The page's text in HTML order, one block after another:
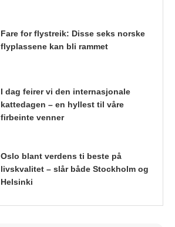
Fare for flystreik: Disse seks norske
flyplassene kan bli rammet
I dag feirer vi den internasjonale
kattedagen – en hyllest til våre
firbeinte venner
Oslo blant verdens ti beste på
livskvalitet – slår både Stockholm og
Helsinki